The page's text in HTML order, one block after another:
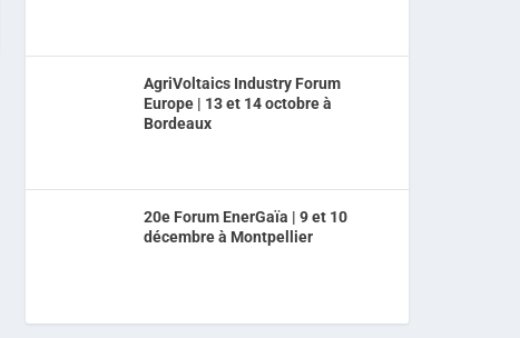
AgriVoltaics Industry Forum
Europe | 13 et 14 octobre à
Bordeaux
20e Forum EnerGaïa | 9 et 10
décembre à Montpellier